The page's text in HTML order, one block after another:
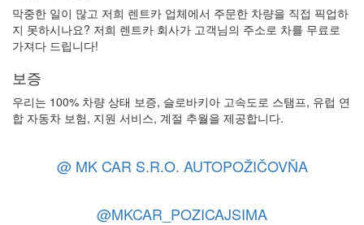
막중한 일이 많고 저희 렌트카 업체에서 주문한 차량을 직접 픽업하
지 못하시나요? 저희 렌트카 회사가 고객님의 주소로 차를 무료로
가져다 드립니다!
보증
우리는 100% 차량 상태 보증, 슬로바키아 고속도로 스탬프, 유럽 연
합 자동차 보험, 지원 서비스, 계절 추월을 제공합니다.
@ MK CAR S.R.O. AUTOPOŽIČOVŇA
@MKCAR_POZICAJSIMA